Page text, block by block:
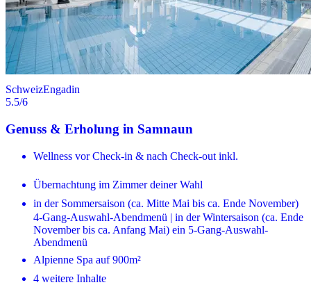
SchweizEngadin
5.5/6
Genuss & Erholung in Samnaun
Wellness vor Check-in & nach Check-out inkl.
Übernachtung im Zimmer deiner Wahl
in der Sommersaison (ca. Mitte Mai bis ca. Ende November)
4-Gang-Auswahl-Abendmenü | in der Wintersaison (ca. Ende
November bis ca. Anfang Mai) ein 5-Gang-Auswahl-
Abendmenü
Alpienne Spa auf 900m²
4 weitere Inhalte